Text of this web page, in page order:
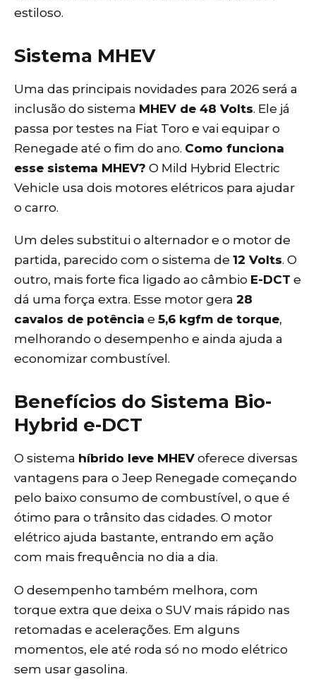
estiloso.
Sistema MHEV
Uma das principais novidades para 2026 será a
inclusão do sistema MHEV de 48 Volts. Ele já
passa por testes na Fiat Toro e vai equipar o
Renegade até o fim do ano. Como funciona
esse sistema MHEV? O Mild Hybrid Electric
Vehicle usa dois motores elétricos para ajudar
o carro.
Um deles substitui o alternador e o motor de
partida, parecido com o sistema de 12 Volts. O
outro, mais forte fica ligado ao câmbio E-DCT e
dá uma força extra. Esse motor gera 28
cavalos de potência e 5,6 kgfm de torque,
melhorando o desempenho e ainda ajuda a
economizar combustível.
Benefícios do Sistema Bio-
Hybrid e-DCT
O sistema híbrido leve MHEV oferece diversas
vantagens para o Jeep Renegade começando
pelo baixo consumo de combustível, o que é
ótimo para o trânsito das cidades. O motor
elétrico ajuda bastante, entrando em ação
com mais frequência no dia a dia.
O desempenho também melhora, com
torque extra que deixa o SUV mais rápido nas
retomadas e acelerações. Em alguns
momentos, ele até roda só no modo elétrico
sem usar gasolina.